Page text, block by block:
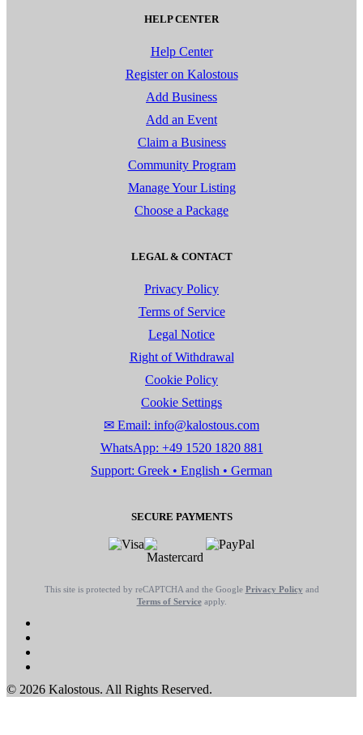
HELP CENTER
Help Center
Register on Kalostous
Add Business
Add an Event
Claim a Business
Community Program
Manage Your Listing
Choose a Package
LEGAL & CONTACT
Privacy Policy
Terms of Service
Legal Notice
Right of Withdrawal
Cookie Policy
Cookie Settings
✉ Email: info@kalostous.com
WhatsApp: +49 1520 1820 881
Support: Greek • English • German
SECURE PAYMENTS
This site is protected by reCAPTCHA and the Google Privacy Policy and
Terms of Serviceapply.
© 2026 Kalostous. All Rights Reserved.